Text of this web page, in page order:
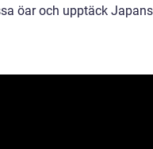
öar och upptäck